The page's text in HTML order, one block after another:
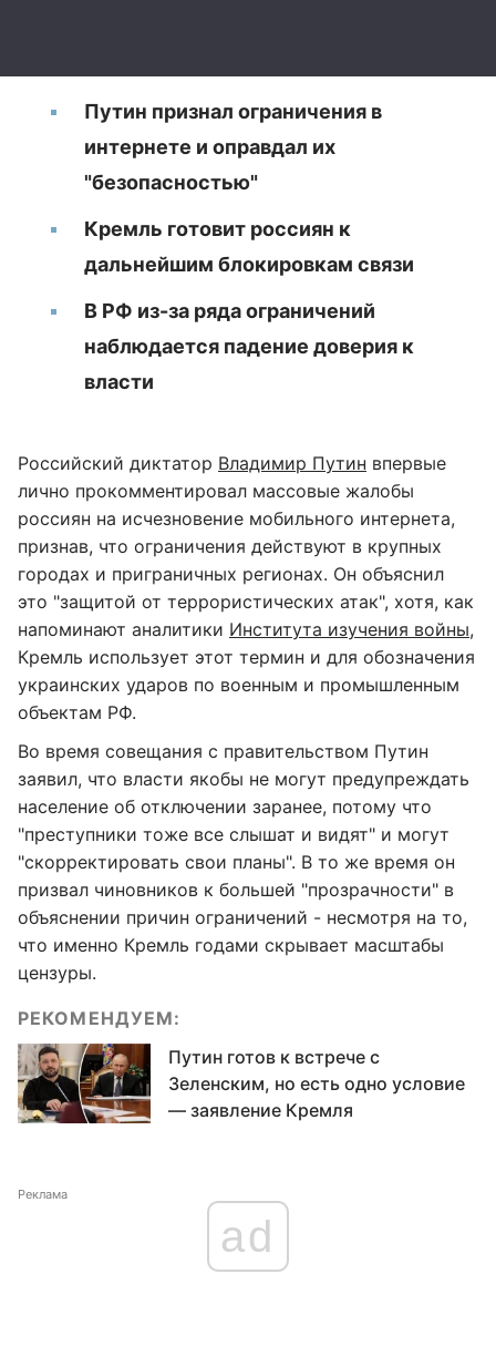
Путин признал ограничения в
интернете и оправдал их
"безопасностью"
Кремль готовит россиян к
дальнейшим блокировкам связи
В РФ из-за ряда ограничений
наблюдается падение доверия к
власти
Российский диктатор Владимир Путин впервые
лично прокомментировал массовые жалобы
россиян на исчезновение мобильного интернета,
признав, что ограничения действуют в крупных
городах и приграничных регионах. Он объяснил
это "защитой от террористических атак", хотя, как
напоминают аналитики Института изучения войны,
Кремль использует этот термин и для обозначения
украинских ударов по военным и промышленным
объектам РФ.
Во время совещания с правительством Путин
заявил, что власти якобы не могут предупреждать
население об отключении заранее, потому что
"преступники тоже все слышат и видят" и могут
"скорректировать свои планы". В то же время он
призвал чиновников к большей "прозрачности" в
объяснении причин ограничений - несмотря на то,
что именно Кремль годами скрывает масштабы
цензуры.
РЕКОМЕНДУЕМ:
Путин готов к встрече с
Зеленским, но есть одно условие
— заявление Кремля
Реклама
ad